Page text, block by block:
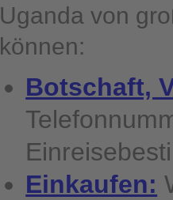
Uganda von
können:
Botschaft,
Einkaufen: